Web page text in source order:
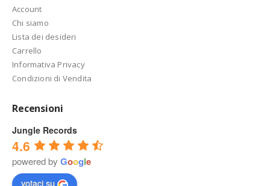
Account
Chi siamo
Lista dei desideri
Carrello
Informativa Privacy
Condizioni di Vendita
Recensioni
Jungle Records
4.6
powered by Google
votaci su